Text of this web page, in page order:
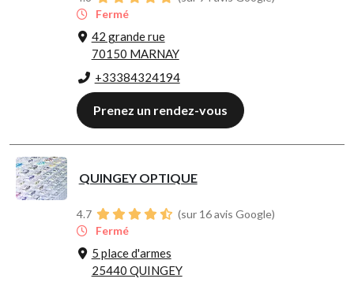
Fermé
42 grande rue
70150 MARNAY
+33384324194
Prenez un rendez-vous
QUINGEY OPTIQUE
4.7
(sur 16 avis Google)
Fermé
5 place d'armes
25440 QUINGEY